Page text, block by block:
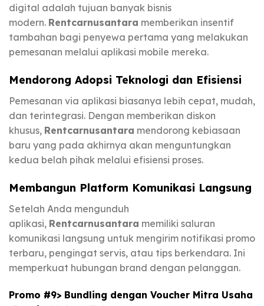
digital adalah tujuan banyak bisnis
modern. Rentcarnusantara memberikan insentif
tambahan bagi penyewa pertama yang melakukan
pemesanan melalui aplikasi mobile mereka.
Mendorong Adopsi Teknologi dan Efisiensi
Pemesanan via aplikasi biasanya lebih cepat, mudah,
dan terintegrasi. Dengan memberikan diskon
khusus, Rentcarnusantara mendorong kebiasaan
baru yang pada akhirnya akan menguntungkan
kedua belah pihak melalui efisiensi proses.
Membangun Platform Komunikasi Langsung
Setelah Anda mengunduh
aplikasi, Rentcarnusantara memiliki saluran
komunikasi langsung untuk mengirim notifikasi promo
terbaru, pengingat servis, atau tips berkendara. Ini
memperkuat hubungan brand dengan pelanggan.
Promo #9> Bundling dengan Voucher Mitra Usaha